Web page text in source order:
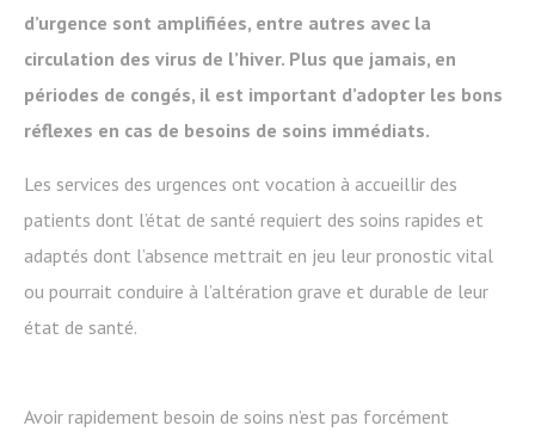
d’urgence sont amplifiées, entre autres avec la
circulation des virus de l’hiver. Plus que jamais, en
périodes de congés, il est important d’adopter les bons
réflexes en cas de besoins de soins immédiats.
Les services des urgences ont vocation à accueillir des
patients dont l’état de santé requiert des soins rapides et
adaptés dont l’absence mettrait en jeu leur pronostic vital
ou pourrait conduire à l’altération grave et durable de leur
état de santé.
Avoir rapidement besoin de soins n’est pas forcément